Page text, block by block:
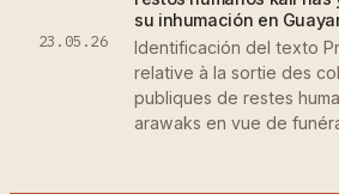
23.05.26
su inhumación en
Identificación del texto
relative à la sortie des
publiques de restes
arawaks en vue de